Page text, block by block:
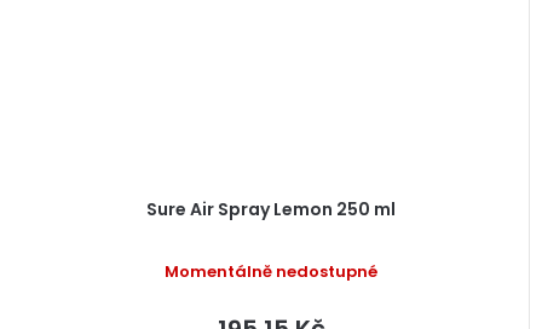
Sure Air Spray Lemon 250 ml
Momentálně nedostupné